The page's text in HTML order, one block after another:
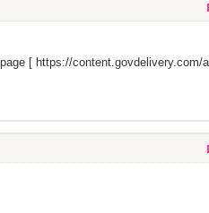
[ https://content.govdelivery.com/